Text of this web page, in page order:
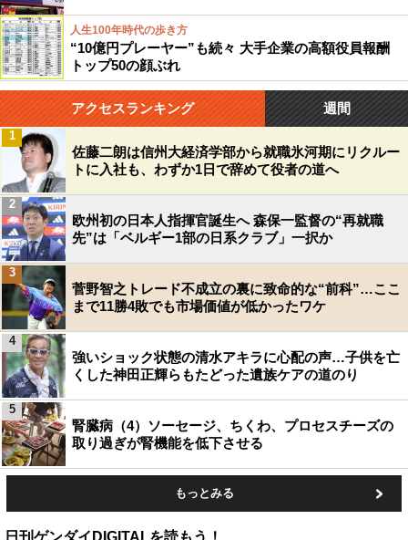
人生100年時代の歩き方
“10億円プレーヤー”も続々 大手企業の高額役員報酬
トップ50の顔ぶれ
アクセスランキング 週間
佐藤二朗は信州大経済学部から就職氷河期にリクルー
トに入社も、わずか1日で辞めて役者の道へ
1
欧州初の日本人指揮官誕生へ 森保一監督の“再就職
先”は「ベルギー1部の日系クラブ」一択か
2
菅野智之トレード不成立の裏に致命的な“前科”…ここ
まで11勝4敗でも市場価値が低かったワケ
3
強いショック状態の清水アキラに心配の声…子供を亡
くした神田正輝らもたどった遺族ケアの道のり
4
腎臓病（4）ソーセージ、ちくわ、プロセスチーズの
取り過ぎが腎機能を低下させる
5
もっとみる
日刊ゲンダイDIGITALを読もう！